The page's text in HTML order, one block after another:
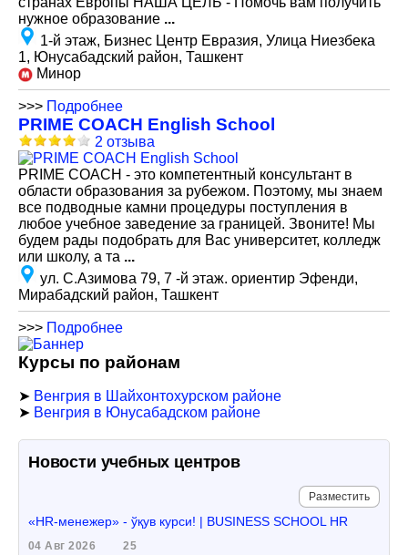
нужное образование ...
1-й этаж, Бизнес Центр Евразия, Улица Ниезбека
1, Юнусабадский район, Ташкент
Минор
>>> Подробнее
PRIME COACH English School
2 отзыва
PRIME COACH - это компетентный консультант в
области образования за рубежом. Поэтому, мы знаем
все подводные камни процедуры поступления в
любое учебное заведение за границей. Звоните! Мы
будем рады подобрать для Вас университет, колледж
или школу, а та ...
ул. С.Азимова 79, 7 -й этаж. ориентир Эфенди,
Мирабадский район, Ташкент
>>> Подробнее
Курсы по районам
➤ Венгрия в Шайхонтохурском районе
➤ Венгрия в Юнусабадском районе
Новости учебных центров
Разместить
«HR-менежер» - ўқув курси! | BUSINESS SCHOOL HR
04 Авг 2026 25